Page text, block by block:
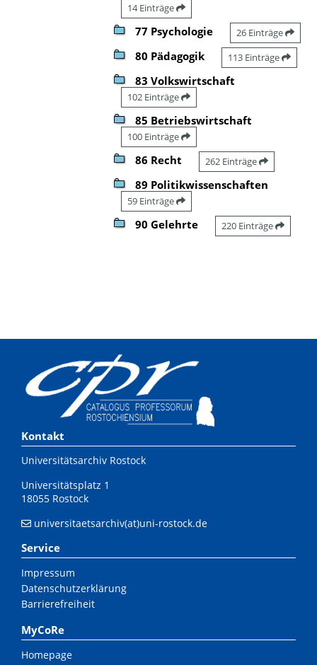
14 Einträge
77 Psychologie 26 Einträge
80 Pädagogik 113 Einträge
83 Volkswirtschaft
102 Einträge
85 Betriebswirtschaft
100 Einträge
86 Recht 262 Einträge
89 Politikwissenschaften
59 Einträge
90 Gelehrte 220 Einträge
Kontakt
Universitätsarchiv Rostock
Universitätsplatz 1
18055 Rostock
universitaetsarchiv(at)uni-rostock.de
Service
Impressum
Datenschutzerklärung
Barrierefreiheit
MyCoRe
Homepage